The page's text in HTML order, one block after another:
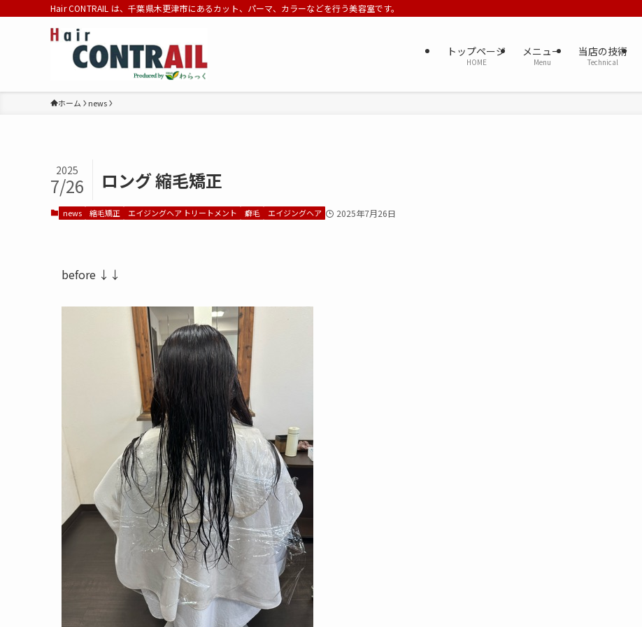
Hair CONTRAIL は、千葉県木更津市にあるカット、パーマ、カラーなどを行う美容室です。
トップページ
HOME
メニュー
Menu
当店の技術
Technical
ホーム news
ロング 縮毛矯正
2025
7/26
news 縮毛矯正 エイジングヘア トリートメント 癖毛 エイジングヘア 2025年7月26日
before ↓↓